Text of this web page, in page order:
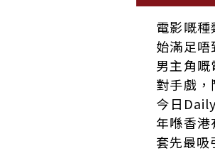
電影嘅
始滿足
男主角
對手戲，
今日
年喺香港
套先最吸